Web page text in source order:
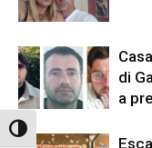
Attiva/disattiva alto
di
a